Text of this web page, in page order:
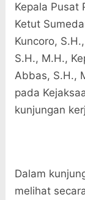
Kepala Pusat
Ketut
Kuncoro,
S.H., M.H.,
Abbas, S.H.,
pada
kunjungan
Dalam
melihat